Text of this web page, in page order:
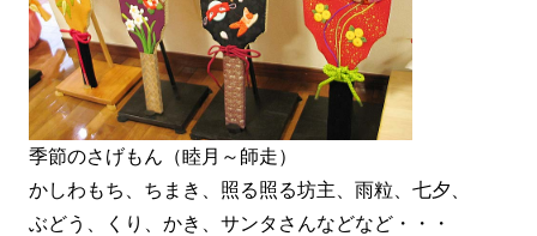
季節のさげもん（睦月～師走）
かしわもち、ちまき、照る照る坊主、雨粒、七夕、
ぶどう、くり、かき、サンタさんなどなど・・・